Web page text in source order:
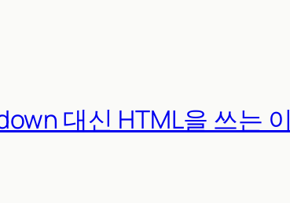
대신 HTML을 쓰는 이